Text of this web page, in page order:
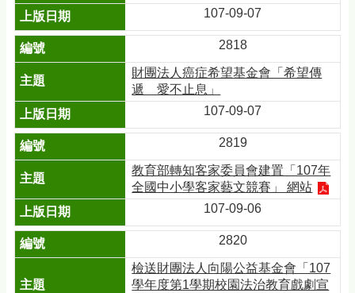
107-09-07
2818
財團法人癌症希望基金會「希望傳
遞 愛不止息」
107-09-07
2819
教育部轉知客家委員會建置「107年
全國中小學客家藝文競賽」 網站
107-09-06
2820
檢送財團法人向陽公益基金會「107
學年度第1學期校園法治教育戲劇宣